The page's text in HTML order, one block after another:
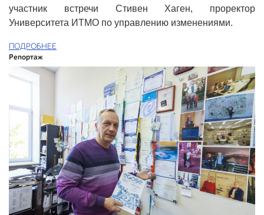
участник встречи Стивен Хаген, проректор
Университета ИТМО по управлению изменениями.
ПОДРОБНЕЕ
Репортаж